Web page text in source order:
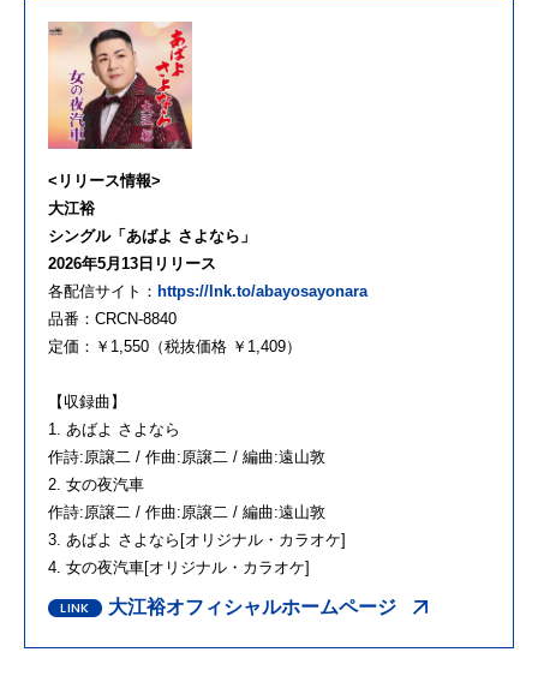
<リリース情報>
大江裕
シングル「あばよ さよなら」
2026年5月13日リリース
各配信サイト： https://lnk.to/abayosayonara
品番：CRCN-8840
定価：￥1,550（税抜価格 ￥1,409）
【収録曲】
1. あばよ さよなら
作詩:原譲二 / 作曲:原譲二 / 編曲:遠山敦
2. 女の夜汽車
作詩:原譲二 / 作曲:原譲二 / 編曲:遠山敦
3. あばよ さよなら[オリジナル・カラオケ]
4. 女の夜汽車[オリジナル・カラオケ]
大江裕オフィシャルホームページ